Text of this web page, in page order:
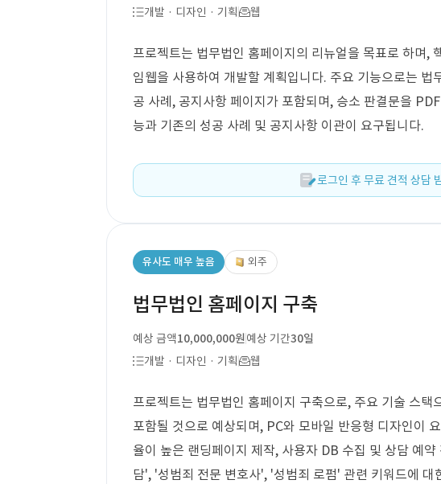
개발 · 디자인 · 기획
웹
프로젝트는 법무법인 홈페이지의 리뉴얼을 목표로 하며,
임웹을 사용하여 개발할 계획입니다. 주요 기능으로는 법
공 사례, 공지사항 페이지가 포함되며, 승소 판결문을
능과 기존의 성공 사례 및 공지사항 이관이 요구됩니다.
로그인 후 무료 견적 상담
유사도 매우 높음 외주
법무법인 홈페이지 구축
예상 금액10,000,000원예상 기간30일
개발 · 디자인 · 기획
웹
프로젝트는 법무법인 홈페이지 구축으로, 주요 기술 스택
포함될 것으로 예상되며, PC와 모바일 반응형 디자인이
율이 높은 랜딩페이지 제작, 사용자 DB 수집 및 상담 예
담', '성범죄 전문 변호사', '성범죄 로펌' 관련 키워드에 대